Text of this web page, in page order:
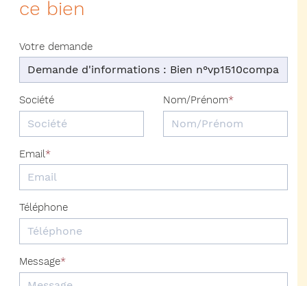
ce bien
Votre demande
Société Nom/Prénom
Email
Téléphone
Message